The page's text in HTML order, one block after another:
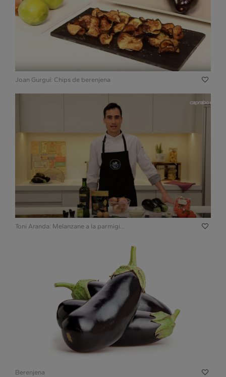
Joan Gurguí: Chips de berenjena
Toni Aranda: Melanzane a la parmigi...
Berenjena